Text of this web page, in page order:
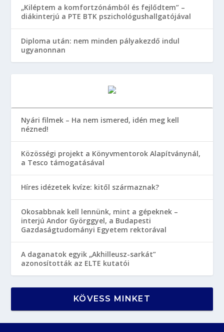
„Kiléptem a komfortzónámból és fejlődtem” –
diákinterjú a PTE BTK pszichológushallgatójával
Diploma után: nem minden pályakezdő indul
ugyanonnan
Nyári filmek – Ha nem ismered, idén meg kell
nézned!
Közösségi projekt a Könyvmentorok Alapítványnál,
a Tesco támogatásával
Híres idézetek kvíze: kitől származnak?
Okosabbnak kell lennünk, mint a gépeknek –
interjú Andor Györggyel, a Budapesti
Gazdaságtudományi Egyetem rektorával
A daganatok egyik „Akhilleusz-sarkát”
azonosították az ELTE kutatói
KÖVESS MINKET